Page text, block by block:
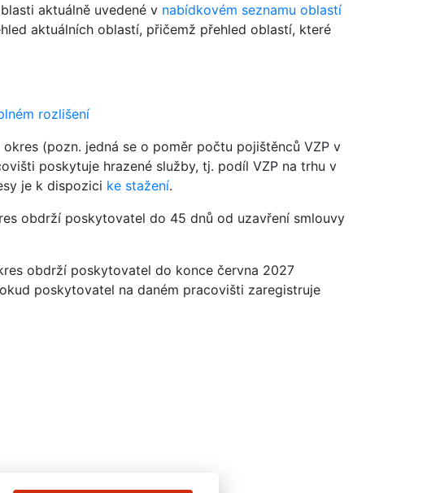
aktuálně uvedené v nabídkovém seznamu oblastí
aktuálních oblastí, přičemž přehled oblastí, které
rozlišení
(pozn. jedná se o poměr počtu pojištěnců VZP v
poskytuje hrazené služby, tj. podíl VZP na trhu v
je k dispozici ke stažení.
obdrží poskytovatel do 45 dnů od uzavření smlouvy
obdrží poskytovatel do konce června 2027
poskytovatel na daném pracovišti zaregistruje